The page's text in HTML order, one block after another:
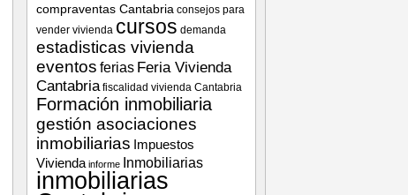
compraventas Cantabria consejos para
vender vivienda cursos demanda
estadisticas vivienda
eventos ferias Feria Vivienda
Cantabria fiscalidad vivienda Cantabria
Formación inmobiliaria
gestión asociaciones
inmobiliarias Impuestos
Vivienda informe Inmobiliarias
inmobiliarias